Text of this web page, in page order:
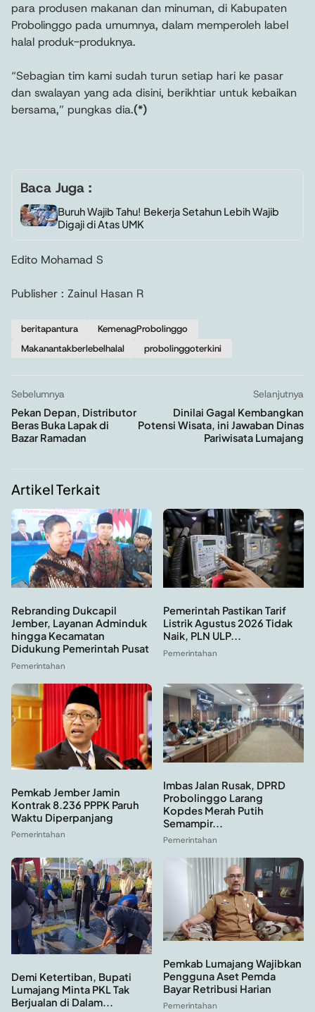
para produsen makanan dan minuman, di Kabupaten
Probolinggo pada umumnya, dalam memperoleh label
halal produk-produknya.
“Sebagian tim kami sudah turun setiap hari ke pasar
dan swalayan yang ada disini, berikhtiar untuk kebaikan
bersama,” pungkas dia.(*)
Baca Juga :
Buruh Wajib Tahu! Bekerja Setahun Lebih Wajib
Digaji di Atas UMK
Edito Mohamad S
Publisher : Zainul Hasan R
beritapantura
KemenagProbolinggo
Makanantakberlebelhalal
probolinggoterkini
Sebelumnya
Pekan Depan, Distributor
Beras Buka Lapak di
Bazar Ramadan
Selanjutnya
Dinilai Gagal Kembangkan
Potensi Wisata, ini Jawaban Dinas
Pariwisata Lumajang
Artikel Terkait
Rebranding Dukcapil
Jember, Layanan Adminduk
hingga Kecamatan
Didukung Pemerintah Pusat
Pemerintahan
Pemerintah Pastikan Tarif
Listrik Agustus 2026 Tidak
Naik, PLN ULP...
Pemerintahan
Pemkab Jember Jamin
Kontrak 8.236 PPPK Paruh
Waktu Diperpanjang
Pemerintahan
Imbas Jalan Rusak, DPRD
Probolinggo Larang
Kopdes Merah Putih
Semampir...
Pemerintahan
Demi Ketertiban, Bupati
Lumajang Minta PKL Tak
Berjualan di Dalam...
Pemkab Lumajang Wajibkan
Pengguna Aset Pemda
Bayar Retribusi Harian
Pemerintahan